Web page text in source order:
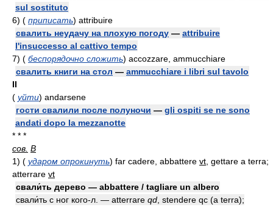
sul sostituto
6) ( приписать) attribuire
свалить неудачу на плохую погоду — attribuire
l'insuccesso al cattivo tempo
7) ( беспорядочно сложить) accozzare, ammucchiare
свалить книги на стол — ammucchiare i libri sul tavolo
II
( уйти) andarsene
гости свалили после полуночи — gli ospiti se ne sono
andati dopo la mezzanotte
* * *
сов. В
1) ( ударом опрокинуть) far cadere, abbattere vt , gettare a terra;
atterrare vt
свали́ть дерево — abbattere / tagliare un albero
свали́ть с ног кого-л. — atterrare qd , stendere qc (a terra);